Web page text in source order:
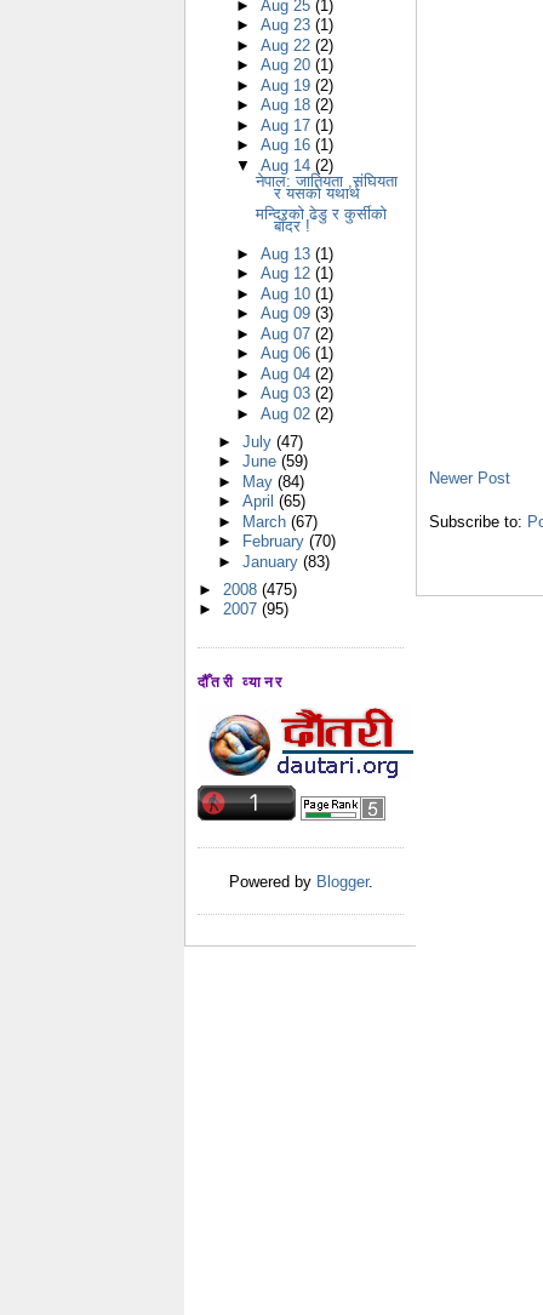
►Aug 25(1)
►Aug 23(1)
►Aug 22(2)
►Aug 20(1)
►Aug 19(2)
►Aug 18(2)
►Aug 17(1)
►Aug 16(1)
▼Aug 14(2)
नेपाल: जातियता ,संघियता
र यसको यथार्थ
मन्दिरको ढेडु र कुर्सीको
बाँदर !
►Aug 13(1)
►Aug 12(1)
►Aug 10(1)
►Aug 09(3)
►Aug 07(2)
►Aug 06(1)
►Aug 04(2)
►Aug 03(2)
►Aug 02(2)
► July (47)
► June (59)
► May (84)
► April (65)
► March (67)
►
February (70)
► January (83)
► 2008 (475)
► 2007 (95)
दौँतरी व्यानर
Powered by Blogger.
Newer Post
Subscribe to: